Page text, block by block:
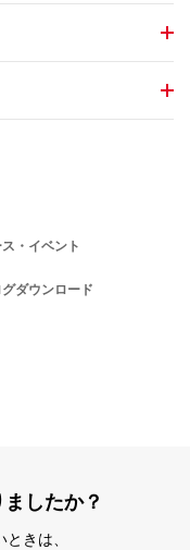
・イベント
ダウンロード
したか？
きは、